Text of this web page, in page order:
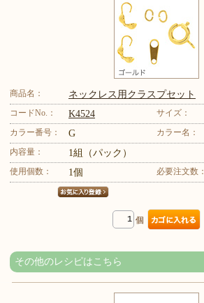
商品名： ネックレス用クラスプセット
コードNo.： K4524
サイズ：
カラー番号：
G カラー名：
内容量： 1組（パック）
使用個数： 1個 必要注文数：
個
その他のレシピはこちら